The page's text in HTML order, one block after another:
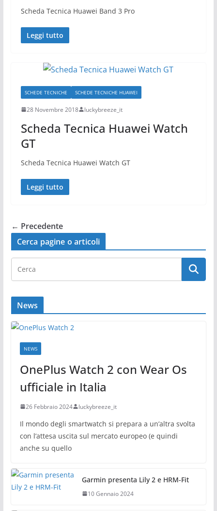
Scheda Tecnica Huawei Band 3 Pro
Leggi tutto
SCHEDE TECNICHE SCHEDE TECNICHE HUAWEI
28 Novembre 2018 luckybreeze_it
Scheda Tecnica Huawei Watch
GT
Scheda Tecnica Huawei Watch GT
Leggi tutto
← Precedente
Cerca pagine o articoli
News
NEWS
OnePlus Watch 2 con Wear Os
ufficiale in Italia
26 Febbraio 2024 luckybreeze_it
Il mondo degli smartwatch si prepara a un’altra svolta
con l’attesa uscita sul mercato europeo (e quindi
anche su quello
Garmin presenta Lily 2 e HRM-Fit
10 Gennaio 2024